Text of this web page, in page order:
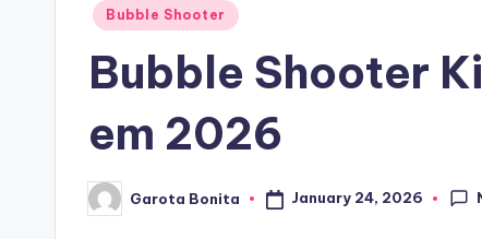
Posted
Bubble Shooter
Bubble Shooter
em 2026
Posted
by
Garota Bonita January 24, 2026